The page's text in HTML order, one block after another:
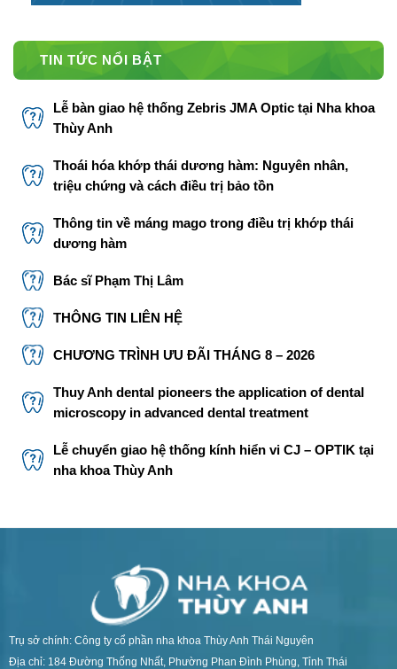
TIN TỨC NỔI BẬT
Lễ bàn giao hệ thống Zebris JMA Optic tại Nha khoa
Thùy Anh
Thoái hóa khớp thái dương hàm: Nguyên nhân,
triệu chứng và cách điều trị bảo tồn
Thông tin về máng mago trong điều trị khớp thái
dương hàm
Bác sĩ Phạm Thị Lâm
THÔNG TIN LIÊN HỆ
CHƯƠNG TRÌNH ƯU ĐÃI THÁNG 8 – 2026
Thuy Anh dental pioneers the application of dental
microscopy in advanced dental treatment
Lễ chuyển giao hệ thống kính hiển vi CJ – OPTIK tại
nha khoa Thùy Anh
Trụ sở chính: Công ty cổ phần nha khoa Thùy Anh Thái Nguyên
Địa chỉ: 184 Đường Thống Nhất, Phường Phan Đình Phùng, Tỉnh Thái